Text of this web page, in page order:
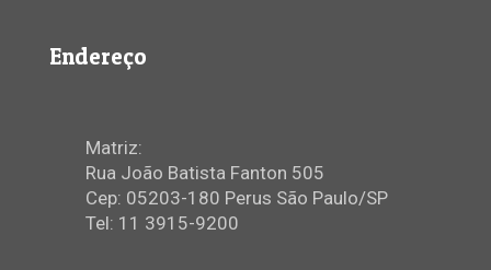
Endereço
Matriz:
Rua João Batista Fanton 505
Cep: 05203-180 Perus São Paulo/SP
Tel: 11 3915-9200